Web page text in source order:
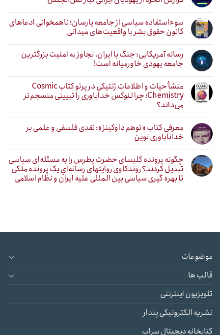
سوءاستفاده سیاسی از جامعه یارسان؛ ناهمخوانی ادعاهای
کانون حقوق بشر با واقعیت‌های میدانی
رسانه آمریکایی: جنگ با ایران، تجاوز به امنیت بزرگترین
جامعه یهودی خاورمیانه است!
منشأ حیات و اطلاعات ژنتیکی در پرتو کتاب Cosmic
Chemistry؛ چرا لنوکس خداباوری را تبیینی منسجم‌تر
می‌داند؟
معرفی کتاب «توهم داوکینز»: نقدی فلسفی و علمی بر
خداناباوری نوین
چگونه پرونده کلیسای حضرت پطرس را به مسئله‌ای سیاسی
تبدیل کردند؟ روندکاوی روایتهای رسانه‌ایِ یک پرونده ملکی
تا بهره گیری سیاسی بین المللی علیه ایران و نظام اسلامی
موضوعات
قالب ها
تلویزیون اینترنتی
نشریه الکترونیکی پندار
کتابخانه دیجیتال سراب